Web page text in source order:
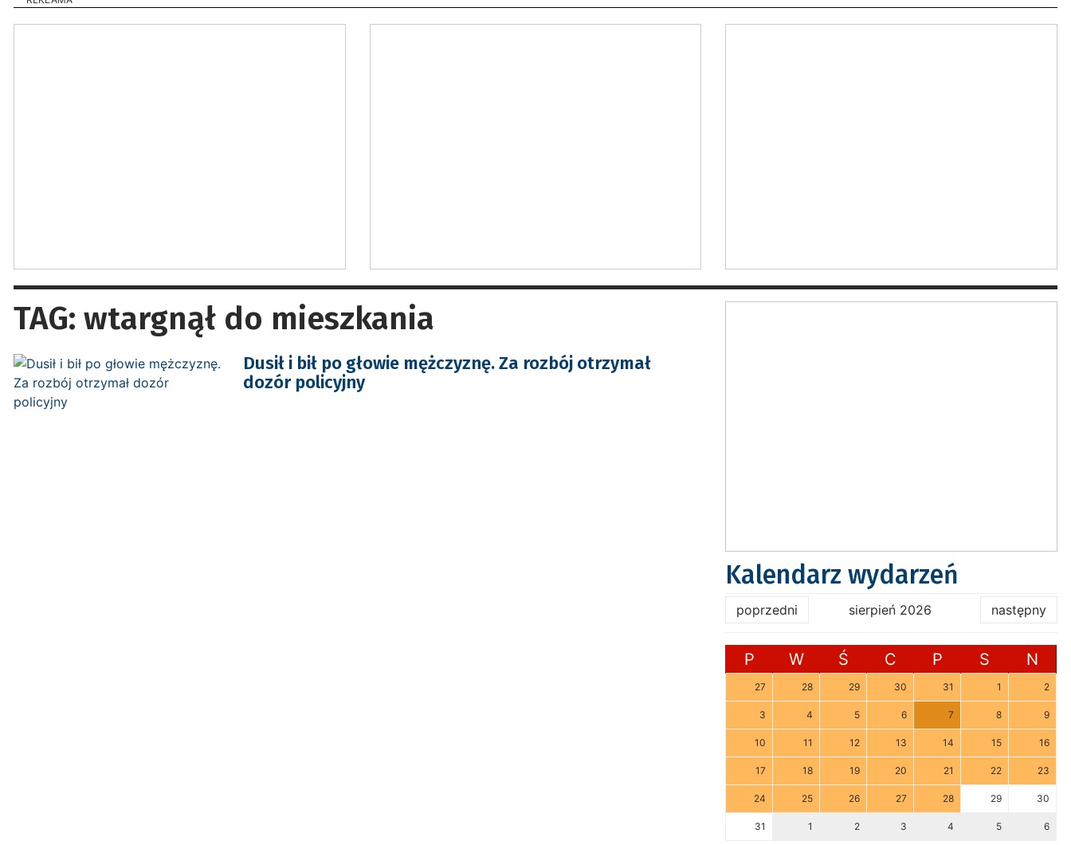
TAG: wtargnął do mieszkania
Dusił i bił po głowie mężczyznę. Za rozbój otrzymał
dozór policyjny
Kalendarz wydarzeń
poprzedni sierpień 2026 następny
P W Ś C P S N
27 28 29 30 31 1 2
3 4 5 6 7 8 9
10 11 12 13 14 15 16
17 18 19 20 21 22 23
24 25 26 27 28 29 30
31 1 2 3 4 5 6